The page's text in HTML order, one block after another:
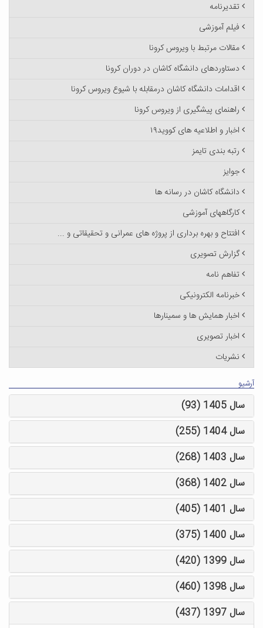
تقدیرنامه
فیلم آموزشی
مقالات مرتبط با ویروس کرونا
دستاوردهای دانشگاه کاشان در دوران کرونا
اقدامات دانشگاه کاشان درمقابله با شیوع ویروس کرونا
راهنمای پیشگیری از ویروس کرونا
اخبار و اطلاعیه های کووید۱۹
رتبه بندی تایمز
جوایز
دانشگاه کاشان در رسانه ها
کارگاههای آموزشی
افتتاح و بهره برداری از پروژه های عمرانی و تحقیقاتی و ...
گزارش تصویری
تفاهم نامه
خبرنامه الکترونیکی
اخبار همایش ها و سمینارها
اخبار تصویری
نشریات
آرشیو
سال 1405 (93)
سال 1404 (255)
سال 1403 (268)
سال 1402 (368)
سال 1401 (405)
سال 1400 (375)
سال 1399 (420)
سال 1398 (460)
سال 1397 (437)